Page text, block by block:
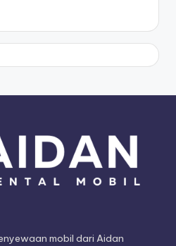
mobil dari Aidan